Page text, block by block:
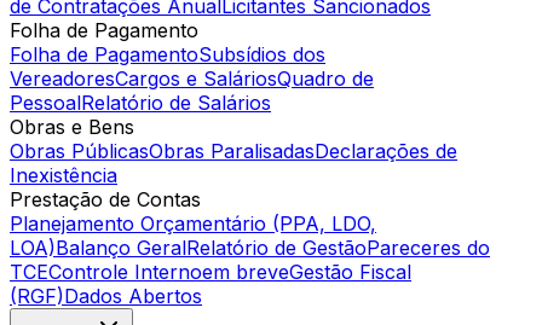
de Contratações AnualLicitantes Sancionados
Folha de Pagamento
Folha de PagamentoSubsídios dos
VereadoresCargos e SaláriosQuadro de
PessoalRelatório de Salários
Obras e Bens
Obras PúblicasObras ParalisadasDeclarações de
Inexistência
Prestação de Contas
Planejamento Orçamentário (PPA, LDO,
LOA)Balanço GeralRelatório de GestãoPareceres do
TCEControle Internoem breveGestão Fiscal
(RGF)Dados Abertos